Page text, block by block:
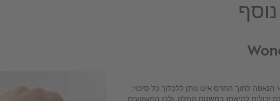
זיגוג WonderGliss הנאפה לתוך החרס אינו נותן ללכלוך כל סיכוי:
יכולים להיאחז במשטח החלק, ולכן המשקעים